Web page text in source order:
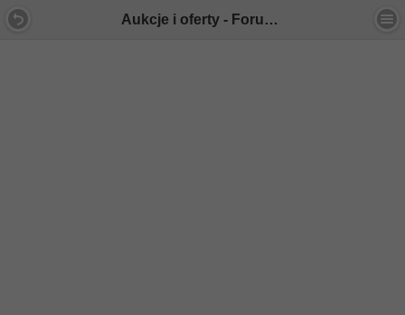
Aukcje i oferty - Forum Mercedes E-Klasa